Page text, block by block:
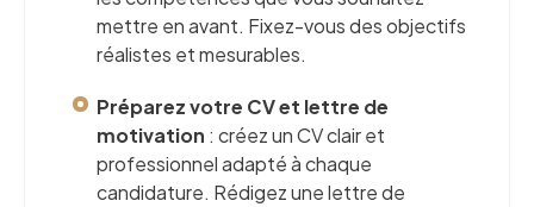
mettre en avant. Fixez-vous des objectifs
réalistes et mesurables.
Préparez votre CV et lettre de
motivation : créez un CV clair et
professionnel adapté à chaque
candidature. Rédigez une lettre de